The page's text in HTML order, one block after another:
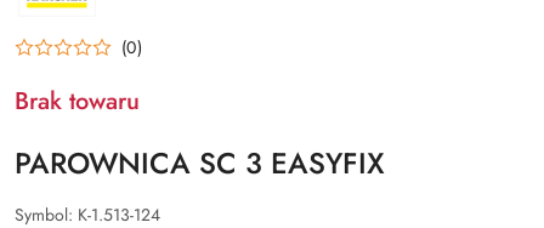
(0)
Brak towaru
PAROWNICA SC 3 EASYFIX
Symbol: K-1.513-124